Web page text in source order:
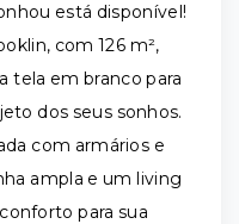
está disponível!
com 126 m²,
tela em branco para
dos seus sonhos.
com armários e
ampla e um living
para sua